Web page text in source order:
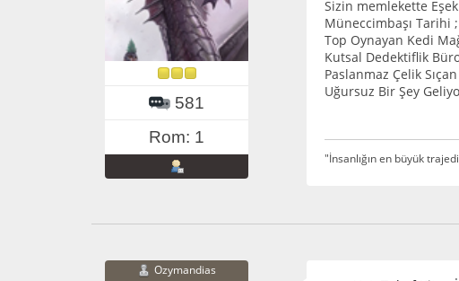
581
Rom: 1
Sizin memlekette
Müneccimbaşı Tarihi
Top Oynayan Kedi
Kutsal Dedektiflik
Paslanmaz Çelik
Uğursuz Bir Şey
"İnsanlığın en büyük
Ozymandias